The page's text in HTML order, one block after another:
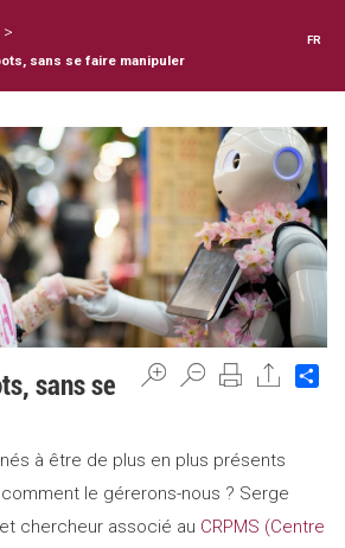
>
sans se faire manipuler
FR
sans se
à être de plus en plus présents
le gérerons-nous ? Serge
chercheur associé au CRPMS (Centre